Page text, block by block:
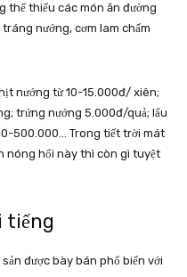
thể thiếu các món ăn đường
nướng, cơm lam chấm
nướng từ 10-15.000đ/ xiên;
trứng nướng 5.000đ/quả; lẩu
500.000… Trong tiết trời mát
nóng hổi này thì còn gì tuyệt
tiếng
được bày bán phổ biến với